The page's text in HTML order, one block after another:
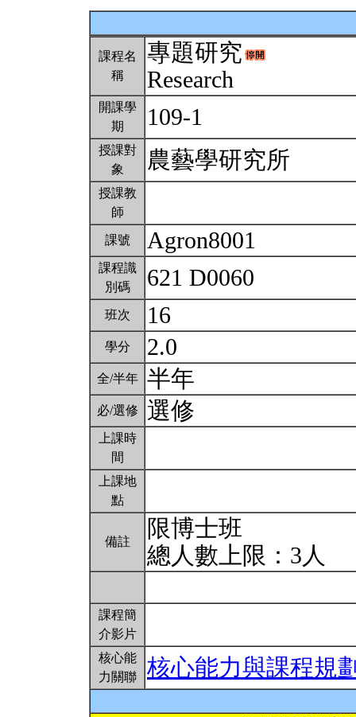
課程名
稱
專題研究
Research
開課學
期
109-1
授課對
象
農藝學研究所
授課教
師
課號 Agron8001
課程識
別碼
621 D0060
班次 16
學分 2.0
全/半年 半年
必/選修 選修
上課時
間
上課地
點
備註
限博士班
總人數上限：3人
課程簡
介影片
核心能
力關聯
核心能力與課程規